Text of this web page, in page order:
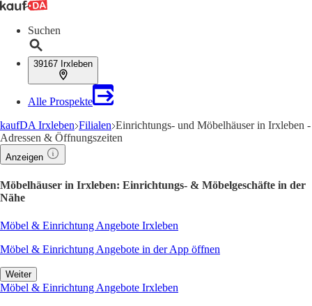
Suchen
39167 Irxleben
Alle Prospekte
kaufDA Irxleben Filialen Einrichtungs- und Möbelhäuser in Irxleben -
Adressen & Öffnungszeiten
Anzeigen
Möbelhäuser in Irxleben: Einrichtungs- & Möbelgeschäfte in der
Nähe
Möbel & Einrichtung Angebote Irxleben
Möbel & Einrichtung Angebote in der App öffnen
Weiter
Möbel & Einrichtung Angebote Irxleben